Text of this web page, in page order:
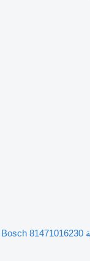
مضخة هيدروليكية Bosch 81471016230